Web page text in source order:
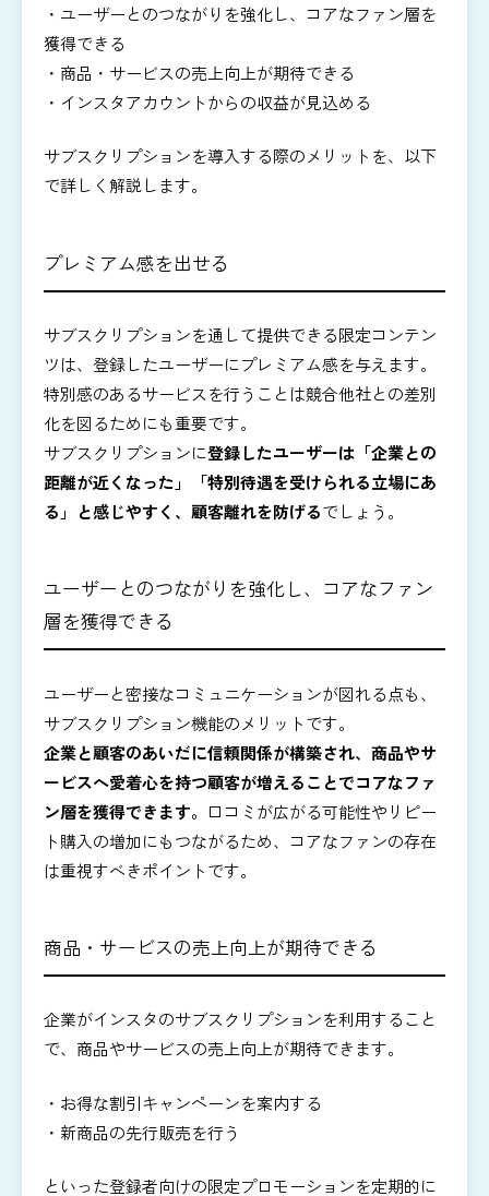
・ユーザーとのつながりを強化し、コアなファン層を
獲得できる
・商品・サービスの売上向上が期待できる
・インスタアカウントからの収益が見込める
サブスクリプションを導入する際のメリットを、以下
で詳しく解説します。
プレミアム感を出せる
サブスクリプションを通して提供できる限定コンテン
ツは、登録したユーザーにプレミアム感を与えます。
特別感のあるサービスを行うことは競合他社との差別
化を図るためにも重要です。
サブスクリプションに登録したユーザーは「企業との
距離が近くなった」「特別待遇を受けられる立場にあ
る」と感じやすく、顧客離れを防げるでしょう。
ユーザーとのつながりを強化し、コアなファン
層を獲得できる
ユーザーと密接なコミュニケーションが図れる点も、
サブスクリプション機能のメリットです。
企業と顧客のあいだに信頼関係が構築され、商品やサ
ービスへ愛着心を持つ顧客が増えることでコアなファ
ン層を獲得できます。 口コミが広がる可能性やリピー
ト購入の増加にもつながるため、コアなファンの存在
は重視すべきポイントです。
商品・サービスの売上向上が期待できる
企業がインスタのサブスクリプションを利用すること
で、商品やサービスの売上向上が期待できます。
・お得な割引キャンペーンを案内する
・新商品の先行販売を行う
といった登録者向けの限定プロモーションを定期的に